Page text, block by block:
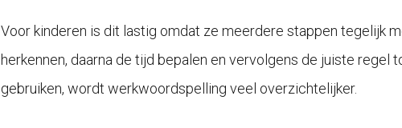
Voor kinderen is dit lastig omdat ze meerdere stappen tegelijk
herkennen, daarna de tijd bepalen en vervolgens de juiste
gebruiken, wordt werkwoordspelling veel overzichtelijker.